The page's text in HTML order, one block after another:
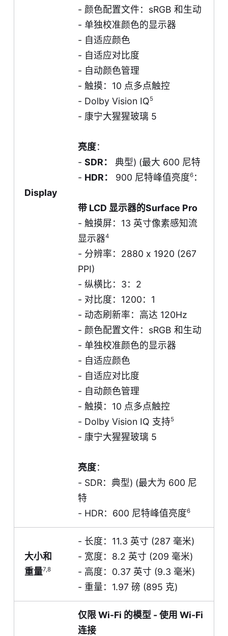
Display
- 颜色配置文件：sRGB 和生动
- 单独校准颜色的显示器
- 自适应颜色
- 自适应对比度
- 自动颜色管理
- 触摸：10 点多点触控
- Dolby Vision IQ5
- 康宁大猩猩玻璃 5
亮度：
-SDR：
典型) (最大 600 尼特
- HDR： 900 尼特峰值亮度6 ：
带 LCD 显示器的Surface Pro
- 触摸屏：13 英寸像素感知流
显示器4
- 分辨率：2880 x 1920 (267
PPI)
- 纵横比：3：2
- 对比度：1200：1
- 动态刷新率：高达 120Hz
- 颜色配置文件：sRGB 和生动
- 单独校准颜色的显示器
- 自适应颜色
- 自适应对比度
- 自动颜色管理
- 触摸：10 点多点触控
- Dolby Vision IQ 支持5
- 康宁大猩猩玻璃 5
亮度：
- SDR：典型) (最大为 600 尼
特
- HDR：600 尼特峰值亮度6
大小和
重量7,8
- 长度：11.3 英寸 (287 毫米)
- 宽度：8.2 英寸 (209 毫米)
- 高度：0.37 英寸 (9.3 毫米)
- 重量：1.97 磅 (895 克)
仅限 Wi-Fi 的模型 - 使用 Wi-Fi
连接